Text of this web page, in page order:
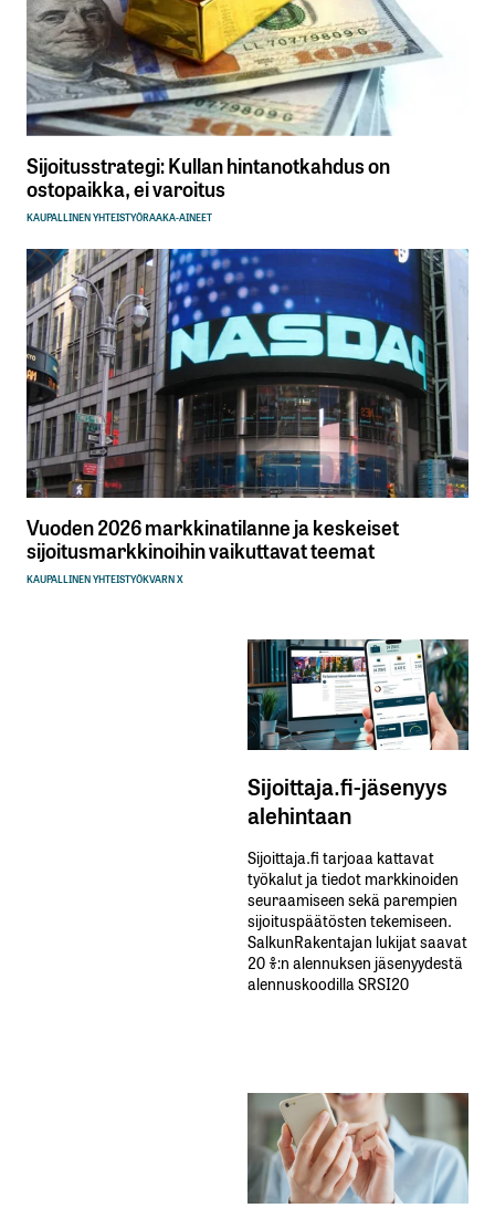
Sijoitusstrategi: Kullan hintanotkahdus on
ostopaikka, ei varoitus
KAUPALLINEN YHTEISTYÖRAAKA-AINEET
Vuoden 2026 markkinatilanne ja keskeiset
sijoitusmarkkinoihin vaikuttavat teemat
KAUPALLINEN YHTEISTYÖKVARN X
Sijoittaja.fi-jäsenyys
alehintaan
Sijoittaja.fi tarjoaa kattavat
työkalut ja tiedot markkinoiden
seuraamiseen sekä parempien
sijoituspäätösten tekemiseen.
SalkunRakentajan lukijat saavat
20 %:n alennuksen jäsenyydestä
alennuskoodilla SRSI20